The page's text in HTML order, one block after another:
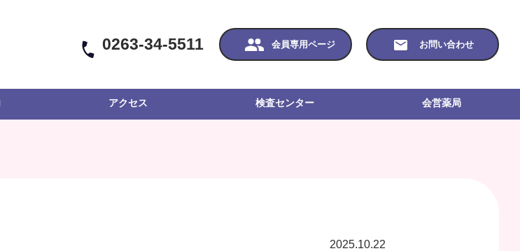
0263-34-5511 会員専用ページ お問い合わせ
アクセス 検査センター 会営薬局
2025.10.22